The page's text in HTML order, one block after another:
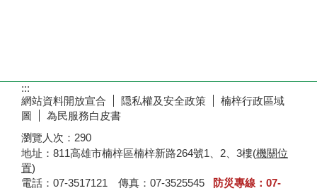
:::
網站資料開放宣合
隠私權及安全政策
楠梓行政區域
圖
為民服務白皮書
瀏覽人次： 290
地址：811高雄市楠梓區楠梓新路264號1、2、3樓(機關位
置)
電話：07-3517121 傳真：07-3525545
防災專線：07-